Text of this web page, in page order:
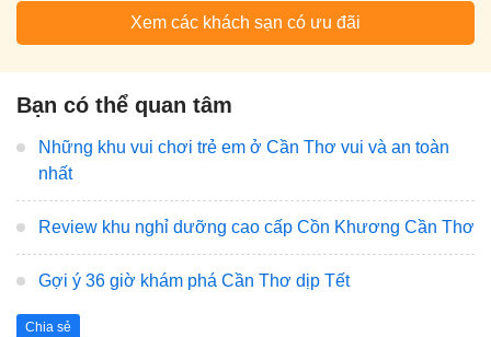
Xem các khách sạn có ưu đãi
Bạn có thể quan tâm
Những khu vui chơi trẻ em ở Cần Thơ vui và an toàn
nhất
Review khu nghỉ dưỡng cao cấp Cồn Khương Cần Thơ
Gợi ý 36 giờ khám phá Cần Thơ dịp Tết
Chia sẻ